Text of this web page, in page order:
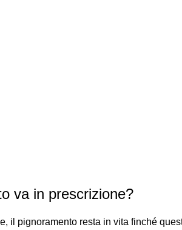
va in prescrizione?
il pignoramento resta in vita finché